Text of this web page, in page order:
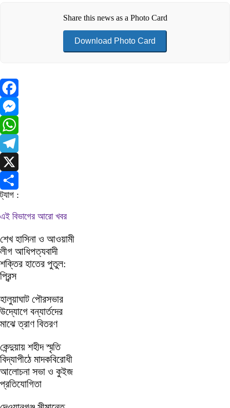
Share this news as a Photo Card
Download Photo Card
Facebook
Messenger
WhatsApp
Telegram
X
Share
ট্যাগ :
এই বিভাগের আরো খবর
শেখ হাসিনা ও আওয়ামী
লীগ আধিপত্যবাদী
শক্তির হাতের পুতুল:
প্রিন্স
হালুয়াঘাট পৌরসভার
উদ্যোগে বন্যার্তদের
মাঝে ত্রাণ বিতরণ
কেন্দুয়ায় শহীদ স্মৃতি
বিদ্যাপীঠে মাদকবিরোধী
আলোচনা সভা ও কুইজ
প্রতিযোগিতা